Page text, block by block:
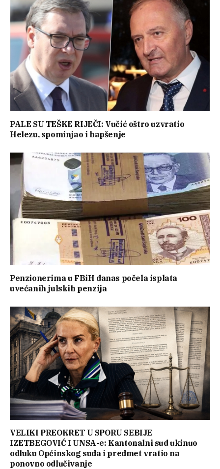
PALE SU TEŠKE RIJEČI: Vučić oštro uzvratio
Helezu, spominjao i hapšenje
Penzionerima u FBiH danas počela isplata
uvećanih julskih penzija
VELIKI PREOKRET U SPORU SEBIJE
IZETBEGOVIĆ I UNSA-e: Kantonalni sud ukinuo
odluku Općinskog suda i predmet vratio na
ponovno odlučivanje